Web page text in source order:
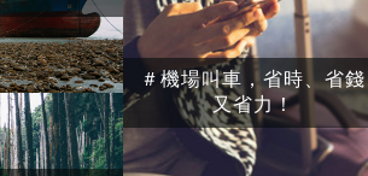
＃機場叫車，省時、省錢
又省力！